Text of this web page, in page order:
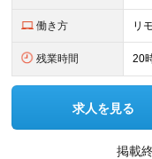
働き方 リ
残業時間 20
求人を見る
掲載